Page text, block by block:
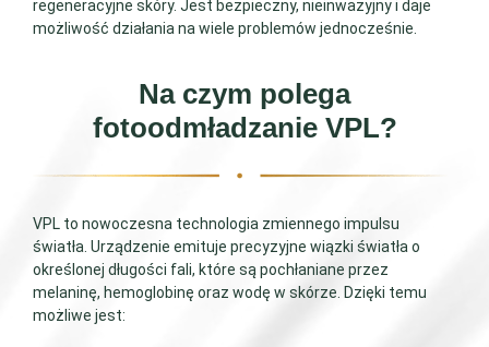
regeneracyjne skóry. Jest bezpieczny, nieinwazyjny i daje
możliwość działania na wiele problemów jednocześnie.
Na czym polega
fotoodmładzanie VPL?
VPL to nowoczesna technologia zmiennego impulsu
światła. Urządzenie emituje precyzyjne wiązki światła o
określonej długości fali, które są pochłaniane przez
melaninę, hemoglobinę oraz wodę w skórze. Dzięki temu
możliwe jest: